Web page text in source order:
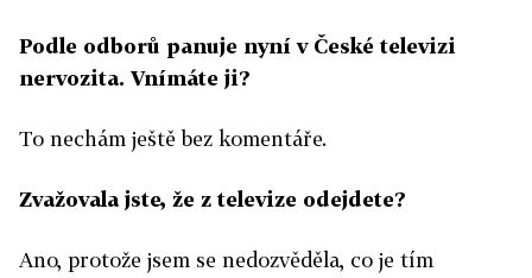
Podle odborů panuje nyní v České televizi
nervozita. Vnímáte ji?
To nechám ještě bez komentáře.
Zvažovala jste, že z televize odejdete?
Ano, protože jsem se nedozvěděla, co je tím